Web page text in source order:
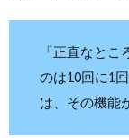
「正直なと
のは10回に1
は、その機能